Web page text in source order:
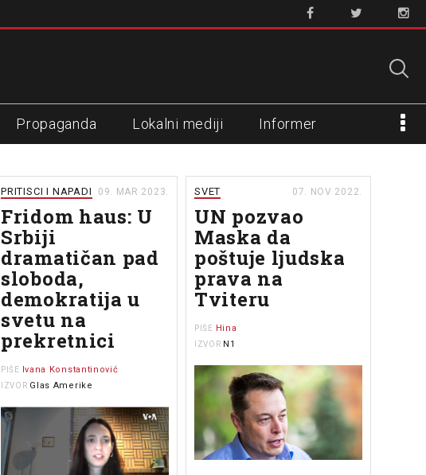
Propaganda Lokalni mediji Informer
PRITISCI I NAPADI 09. MAR 2023.
Fridom haus: U
Srbiji
dramatičan pad
sloboda,
demokratija u
svetu na
prekretnici
PIŠE Ivana Konstantinović
IZVOR Glas Amerike
SVET 07. NOV 2022.
UN pozvao
Maska da
poštuje ljudska
prava na
Tviteru
PIŠE Hina
IZVOR N1